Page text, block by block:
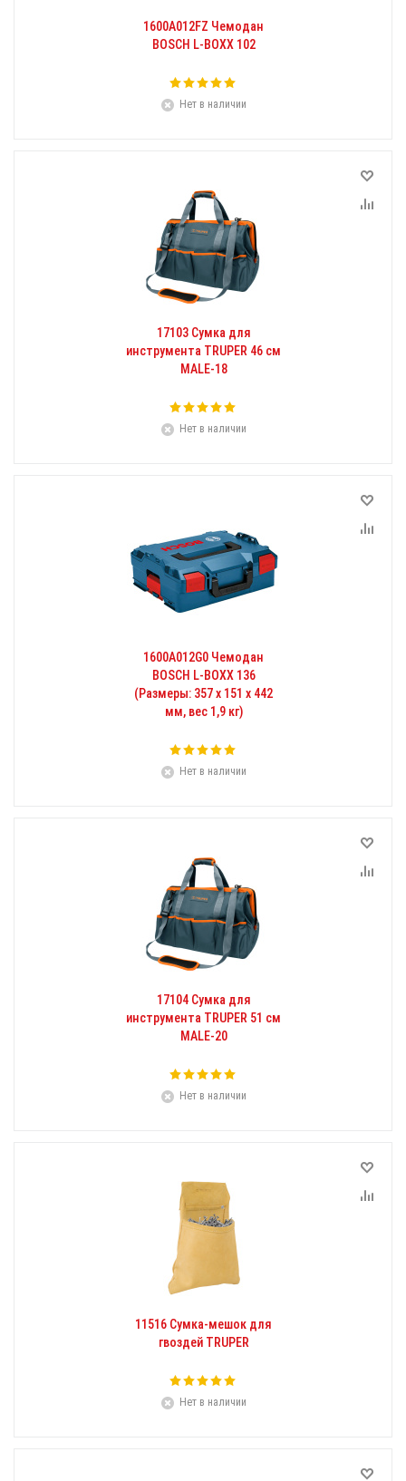
1600A012FZ Чемодан
BOSCH L-BOXX 102
Нет в наличии
17103 Сумка для
инструмента TRUPER 46 см
MALE-18
Нет в наличии
1600A012G0 Чемодан
BOSCH L-BOXX 136
(Размеры: 357 x 151 x 442
мм, вес 1,9 кг)
Нет в наличии
17104 Сумка для
инструмента TRUPER 51 см
MALE-20
Нет в наличии
11516 Сумка-мешок для
гвоздей TRUPER
Нет в наличии